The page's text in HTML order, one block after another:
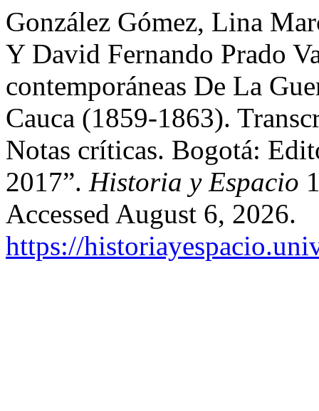
González Gómez, Lina
Y David Fernando Prado
contemporáneas De La
Cauca (1859-1863).
Notas críticas. Bogotá:
2017”. Historia y Espacio
Accessed August 6, 2026.
https://